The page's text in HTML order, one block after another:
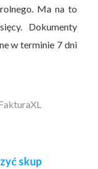
Ma na to
Dokumenty
w terminie 7 dni
skup